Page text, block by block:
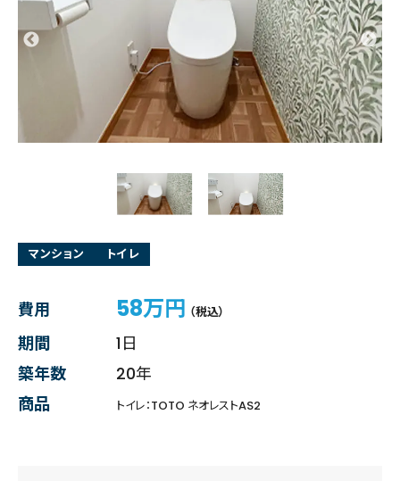
マンション トイレ
費用 58万円 （税込）
期間
1日
築年数
20年
商品
トイレ：TOTO ネオレストAS2